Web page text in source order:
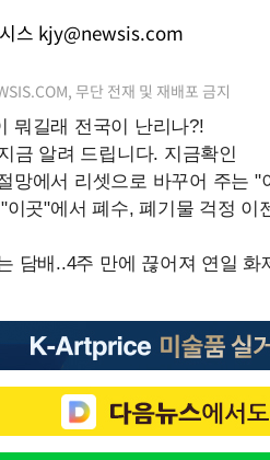
스 kjy@newsis.com
무단 전재 및 재배포 금지